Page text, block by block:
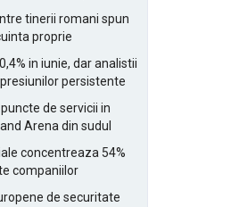
tinerii romani spun
proprie
in iunie, dar analistii
persistente
de servicii in
Arena din sudul
concentreaza 54%
companiilor
de securitate